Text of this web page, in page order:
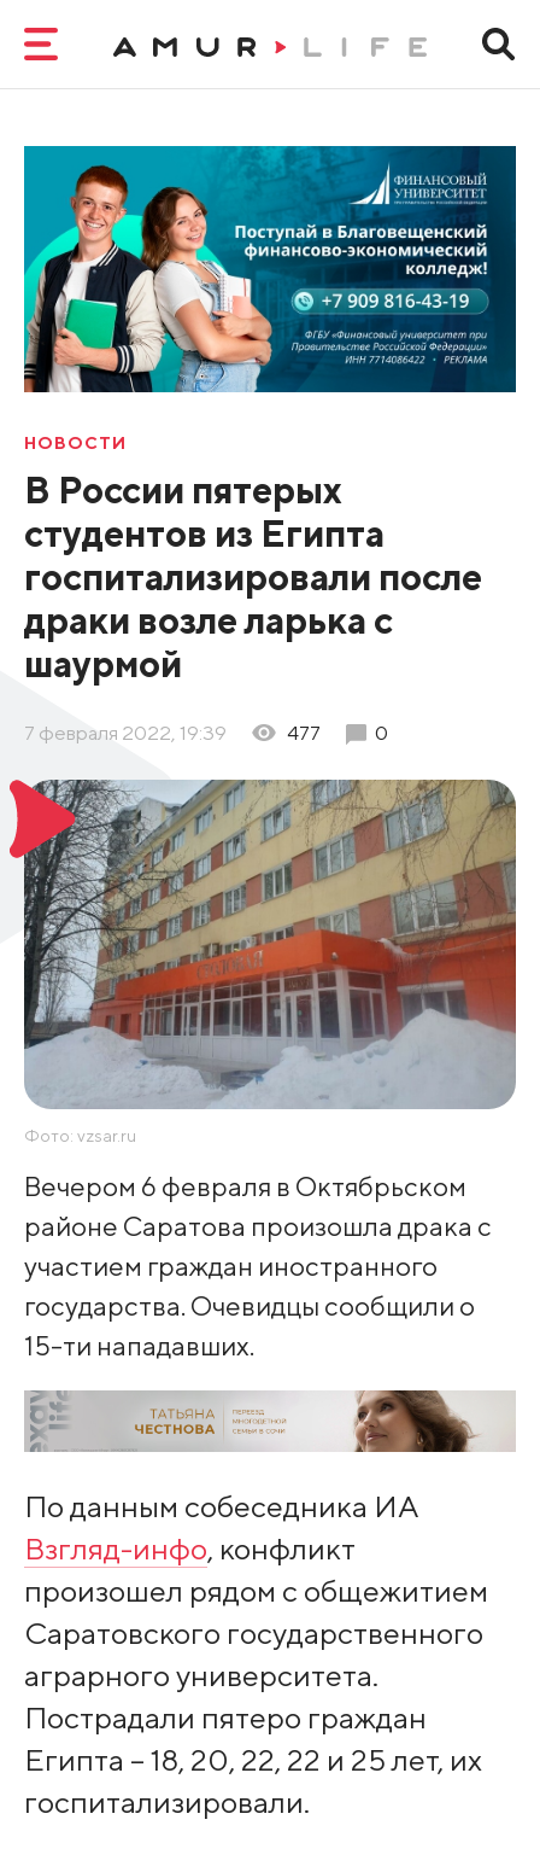
НОВОСТИ
В России пятерых
студентов из Египта
госпитализировали после
драки возле ларька с
шаурмой
7 февраля 2022, 19:39 477 0
Фото: vzsar.ru
Вечером 6 февраля в Октябрьском
районе Саратова произошла драка с
участием граждан иностранного
государства. Очевидцы сообщили о
15-ти нападавших.
По данным собеседника ИА
Взгляд-инфо, конфликт
произошел рядом с общежитием
Саратовского государственного
аграрного университета.
Пострадали пятеро граждан
Египта – 18, 20, 22, 22 и 25 лет, их
госпитализировали.